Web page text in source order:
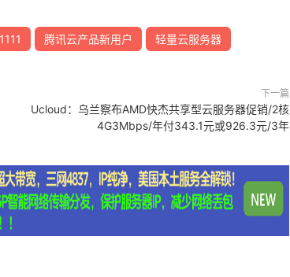
腾讯云产品新用户 轻量云服务器
下一篇
Ucloud：乌兰察布AMD快杰共享型云服务器促销/2核
4G3Mbps/年付343.1元或926.3元/3年